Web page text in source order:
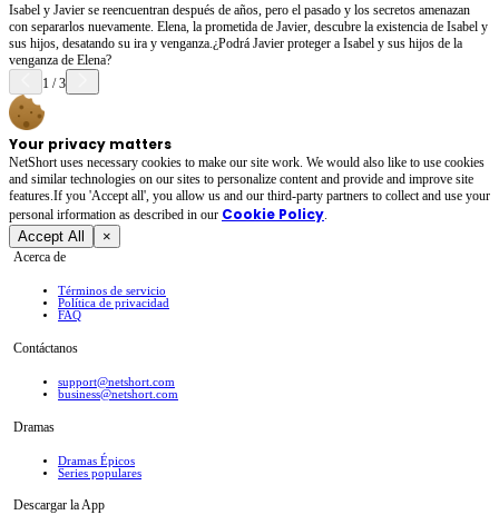
Isabel y Javier se reencuentran después de años, pero el pasado y los secretos amenazan
con separarlos nuevamente. Elena, la prometida de Javier, descubre la existencia de Isabel y
sus hijos, desatando su ira y venganza.¿Podrá Javier proteger a Isabel y sus hijos de la
venganza de Elena?
1 /3
Your privacy matters
NetShort uses necessary cookies to make our site work. We would also like to use cookies
and similar technologies on our sites to personalize content and provide and improve site
features.If you 'Accept all', you allow us and our third-party partners to collect and use your
personal irformation as described in our Cookie Policy.
Accept All ×
Acerca de
Términos de servicio
Política de privacidad
FAQ
Contáctanos
support@netshort.com
business@netshort.com
Dramas
Dramas Épicos
Series populares
Descargar la App